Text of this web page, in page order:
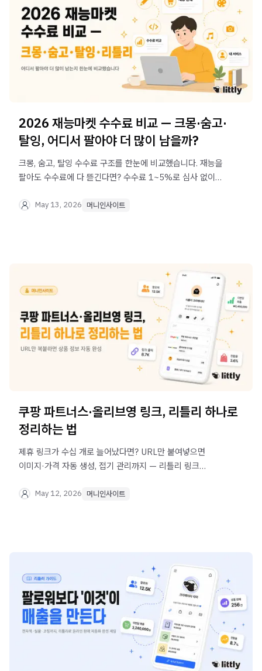
2026 재능마켓 수수료 비교 — 크몽·숨고·
탈잉, 어디서 팔아야 더 많이 남을까?
크몽, 숨고, 탈잉 수수료 구조를 한눈에 비교했습니다. 재능을
팔아도 수수료에 다 뜯긴다면? 수수료 1~5%로 심사 없이
May 13, 2026 머니인사이트
쿠팡 파트너스·올리브영 링크, 리틀리 하나로
정리하는 법
제휴 링크가 수십 개로 늘어났다면? URL만 붙여넣으면
이미지·가격 자동 생성, 접기 관리까지 — 리틀리 링크
May 12, 2026 머니인사이트